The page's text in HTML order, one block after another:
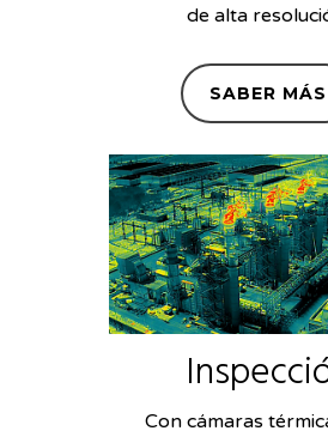
de alta
SABER MÁS
Con cámaras